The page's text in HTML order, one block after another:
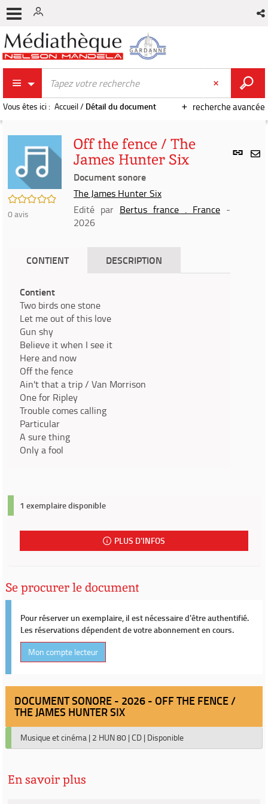
recherche avancée
Vous êtes ici : Accueil/ Détail du document
Lien
/5
0avis
Off the fence / The
James Hunter Six
Document sonore
The James Hunter Six
Edité par Bertus france . France -
2026
CONTIENT DESCRIPTION
Contient
Two birds one stone
Let me out of this love
Gun shy
Believe it when I see it
Here and now
Off the fence
Ain't that a trip / Van Morrison
One for Ripley
Trouble comes calling
Particular
A sure thing
Only a fool
1 exemplaire disponible
PLUS D'INFOS
Se procurer le document
Pour réserver un exemplaire, il est nécessaire d'être authentifié.
Les réservations dépendent de votre abonnement en cours.
Mon compte lecteur
DOCUMENT SONORE - 2026 - OFF THE FENCE /
THE JAMES HUNTER SIX
Musique et cinéma | 2 HUN 80 | CD | Disponible
En savoir plus